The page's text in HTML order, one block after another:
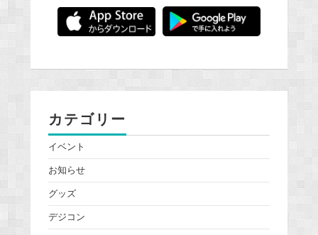
カテゴリー
イベント
お知らせ
グッズ
デジコン